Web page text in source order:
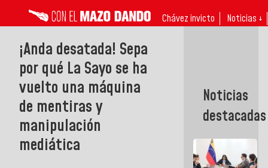
Chávez invicto Noticias ↓
¡Anda desatada! Sepa
por qué La Sayo se ha
vuelto una máquina
de mentiras y
manipulación
mediática
Noticias
destacadas